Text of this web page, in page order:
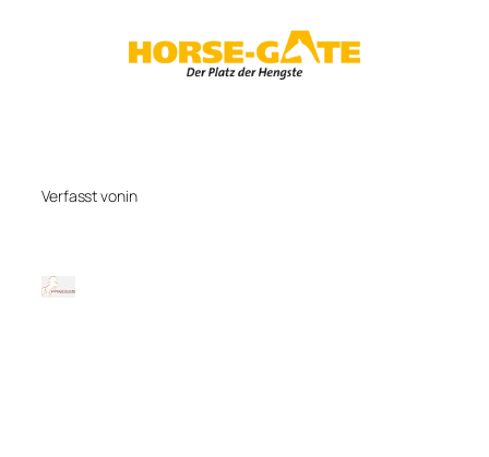
Verfasst vonin